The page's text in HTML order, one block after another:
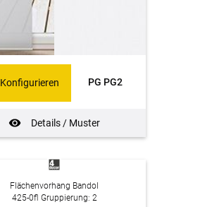
PG PG2
Details / Muster
Konfigurieren
Flächenvorhang Bandol
425-0fl Gruppierung: 2